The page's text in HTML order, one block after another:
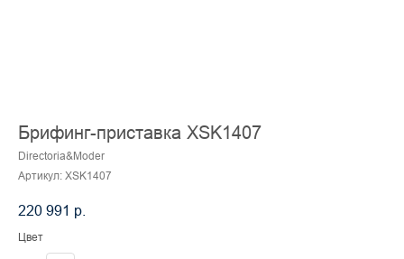
Брифинг-приставка XSK1407
Directoria&Moder
Артикул: XSK1407
220 991 р.
Цвет